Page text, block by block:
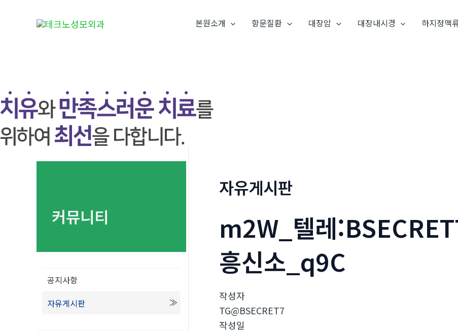
뛰
기
본원소개 항문질환 대장암 대장내시경 하지정맥
커뮤니티
공지사항
자유게시판
자유게시판
m2W_텔레
흥신소_q9C
작성자
TG@BSECRET7
작성일